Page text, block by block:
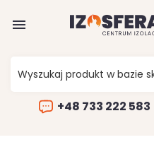

+48 733 222 583